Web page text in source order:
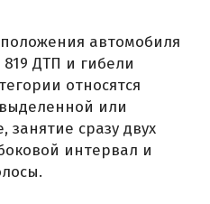
автомобиля
ДТП и гибели
относятся
или
занятие сразу двух
интервал и